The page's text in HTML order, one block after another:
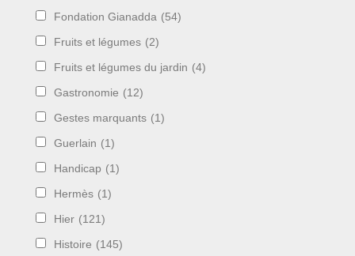
Fondation Gianadda (54)
Fruits et légumes (2)
Fruits et légumes du jardin (4)
Gastronomie (12)
Gestes marquants (1)
Guerlain (1)
Handicap (1)
Hermès (1)
Hier (121)
Histoire (145)